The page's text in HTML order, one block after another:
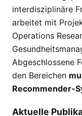
interdisziplinäre
arbeitet mit
Operations
Abgeschlossene
den Bereichen
Recommender-
Aktuelle